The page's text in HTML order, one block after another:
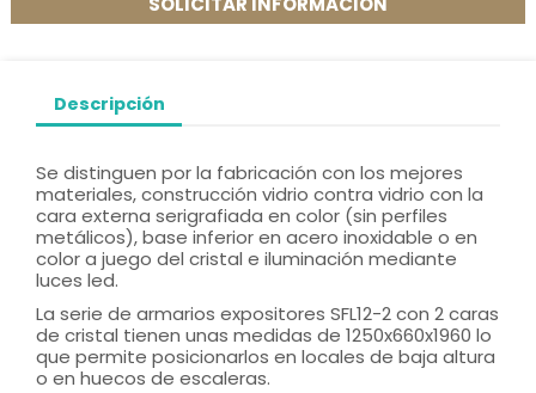
Descripción
Se distinguen por la fabricación con los mejores
materiales, construcción vidrio contra vidrio con la
cara externa serigrafiada en color (sin perfiles
metálicos), base inferior en acero inoxidable o en
color a juego del cristal e iluminación mediante
luces led.
La serie de armarios expositores SFL12-2 con 2 caras
de cristal tienen unas medidas de 1250x660x1960 lo
que permite posicionarlos en locales de baja altura
o en huecos de escaleras.